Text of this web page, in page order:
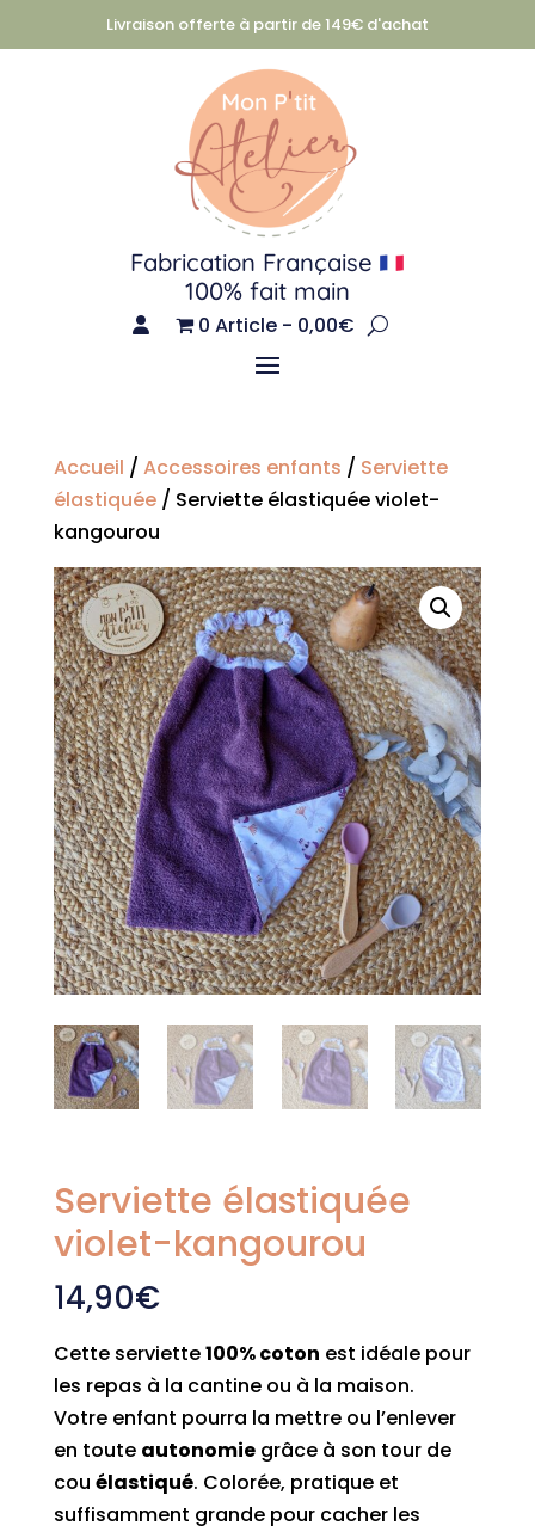
Livraison offerte à partir de 149€ d'achat
Fabrication Française
100% fait main
0 Article 0,00€
Accueil / Accessoires enfants / Serviette
élastiquée/ Serviette élastiquée violet-
kangourou
Serviette élastiquée
violet-kangourou
14,90€
Cette serviette100% coton est idéale pour
les repas à la cantine ou à la maison.
Votre enfant pourra la mettre ou l’enlever
en toute autonomiegrâce à son tour de
cou élastiqué. Colorée, pratique et
suffisamment grande pour cacher les